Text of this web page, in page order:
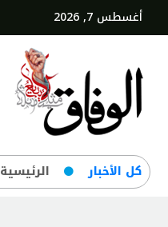
أغسطس 7, 2026
کل‌ الأخبار الرئيسية